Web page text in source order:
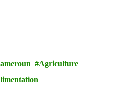
Agriculture